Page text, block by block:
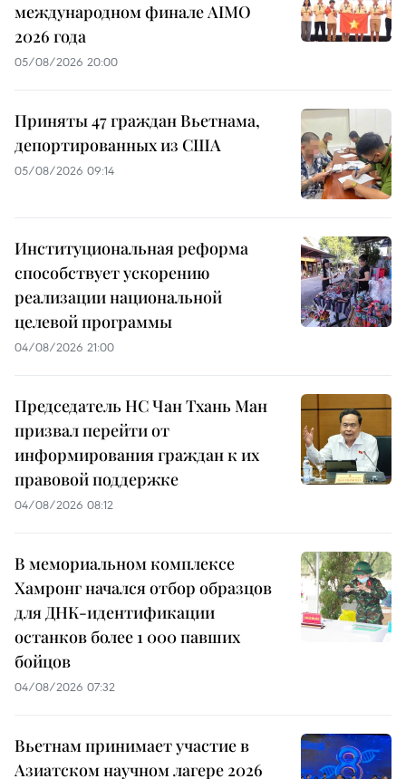
международном финале AIMO
2026 года
05/08/2026 20:00
Приняты 47 граждан Вьетнама,
депортированных из США
05/08/2026 09:14
Институциональная реформа
способствует ускорению
реализации национальной
целевой программы
04/08/2026 21:00
Председатель НС Чан Тхань Ман
призвал перейти от
информирования граждан к их
правовой поддержке
04/08/2026 08:12
В мемориальном комплексе
Хамронг начался отбор образцов
для ДНК-идентификации
останков более 1 000 павших
бойцов
04/08/2026 07:32
Вьетнам принимает участие в
Азиатском научном лагере 2026